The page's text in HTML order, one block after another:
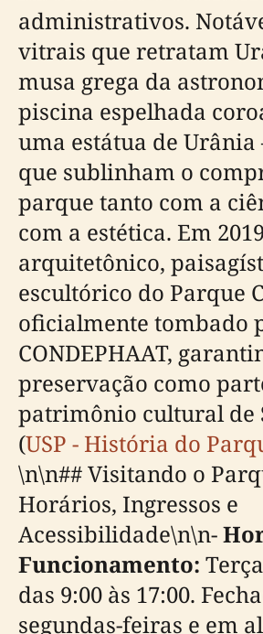
administrativos.
vitrais que retratam
musa grega da
piscina espelhada
uma estátua de
que sublinham o
parque tanto com a
com a estética. Em
arquitetônico,
escultórico do Parque
oficialmente tombado
CONDEPHAAT,
preservação como
patrimônio cultural de
(USP - História do
\n\n## Visitando o
Horários, Ingressos e
Acessibilidade\n\n-
Funcionamento:
das 9:00 às 17:00.
segundas-feiras e em